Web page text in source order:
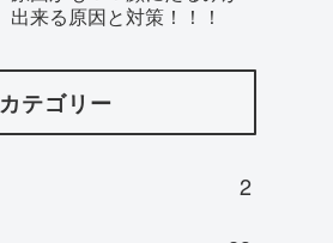
出来る原因と対策！！！
カテゴリー
2